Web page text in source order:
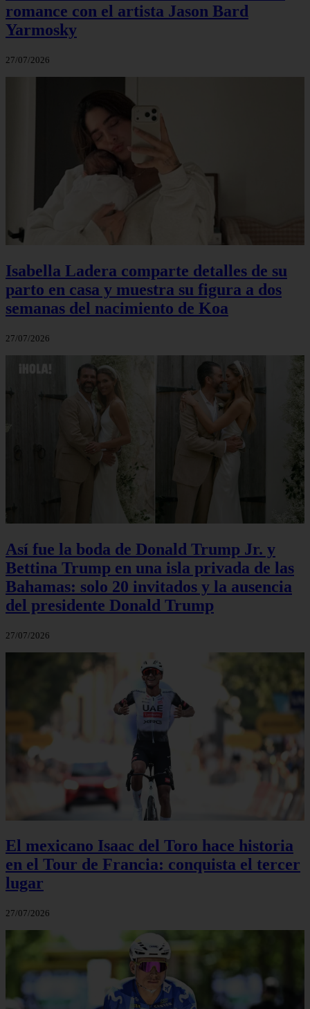
romance con el artista Jason Bard
Yarmosky
27/07/2026
Isabella Ladera comparte detalles de su
parto en casa y muestra su figura a dos
semanas del nacimiento de Koa
27/07/2026
Así fue la boda de Donald Trump Jr. y
Bettina Trump en una isla privada de las
Bahamas: solo 20 invitados y la ausencia
del presidente Donald Trump
27/07/2026
El mexicano Isaac del Toro hace historia
en el Tour de Francia: conquista el tercer
lugar
27/07/2026